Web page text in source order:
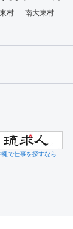
村
南大東村
縄で仕事を探すなら